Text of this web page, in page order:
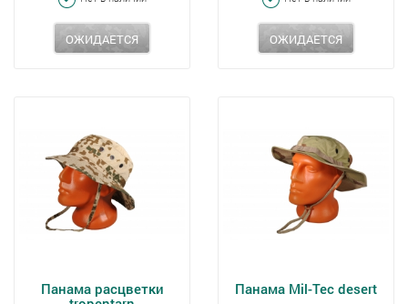
ОЖИДАЕТСЯ ОЖИДАЕТСЯ
Панама расцветки
Панама Mil-Tec desert